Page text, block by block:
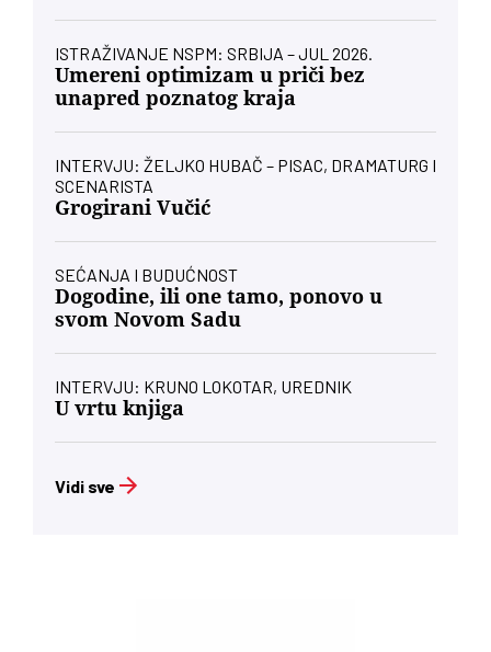
ISTRAŽIVANJE NSPM: SRBIJA – JUL 2026.
Umereni optimizam u priči bez
unapred poznatog kraja
INTERVJU: ŽELJKO HUBAČ – PISAC, DRAMATURG I
SCENARISTA
Grogirani Vučić
SEĆANJA I BUDUĆNOST
Dogodine, ili one tamo, ponovo u
svom Novom Sadu
INTERVJU: KRUNO LOKOTAR, UREDNIK
U vrtu knjiga
Vidi sve